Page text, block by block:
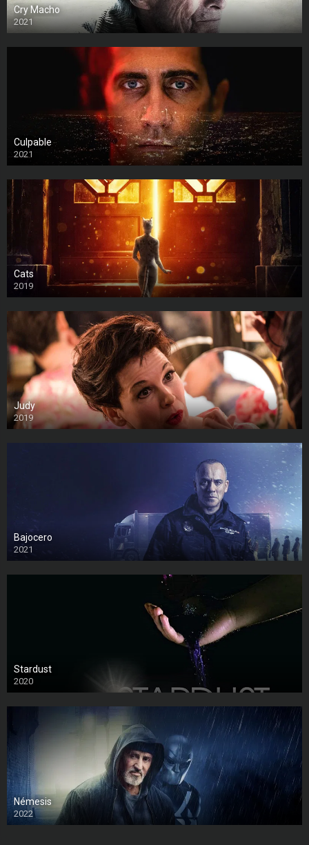
Cry Macho
2021
Culpable
2021
Cats
2019
Judy
2019
Bajocero
2021
Stardust
2020
Némesis
2022